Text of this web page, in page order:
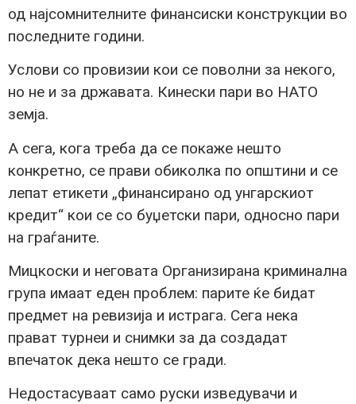
од најсомнителните финансиски конструкции во
последните години.
Услови со провизии кои се поволни за некого,
но не и за државата. Кинески пари во НАТО
земја.
А сега, кога треба да се покаже нешто
конкретно, се прави обиколка по општини и се
лепат етикети „финансирано од унгарскиот
кредит“ кои се со буџетски пари, односно пари
на граѓаните.
Мицкоски и неговата Организирана криминална
група имаат еден проблем: парите ќе бидат
предмет на ревизија и истрага. Сега нека
прават турнеи и снимки за да создадат
впечаток дека нешто се гради.
Недостасуваат само руски изведувачи и